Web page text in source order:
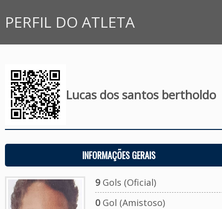
PERFIL DO ATLETA
Lucas dos santos bertholdo
INFORMAÇÕES GERAIS
9Gols (Oficial)
0Gol (Amistoso)